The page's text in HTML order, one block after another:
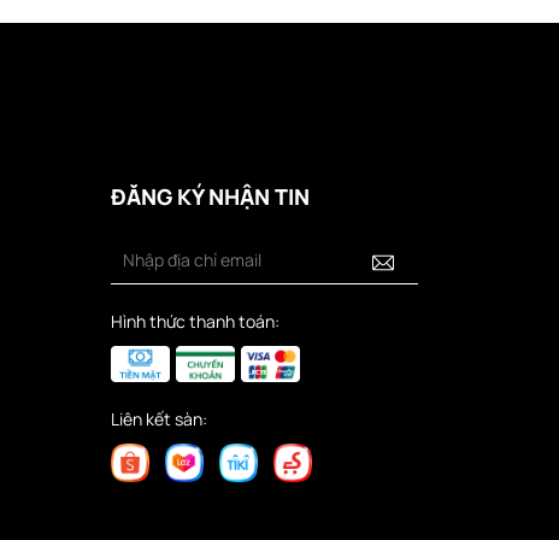
ĐĂNG KÝ NHẬN TIN
Hình thức thanh toán:
Liên kết sàn: